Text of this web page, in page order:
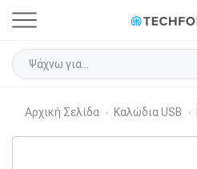
Αρχική Σελίδα › Καλώδια USB ›